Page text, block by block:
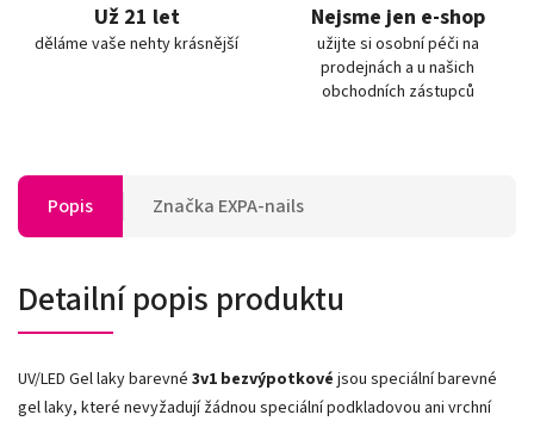
Už 21 let
děláme vaše nehty krásnější
Nejsme jen e-shop
užijte si osobní péči na
prodejnách a u našich
obchodních zástupců
Popis Značka EXPA-nails
Detailní popis produktu
UV/LED Gel laky barevné 3v1 bezvýpotkové jsou speciální barevné
gel laky, které nevyžadují žádnou speciální podkladovou ani vrchní